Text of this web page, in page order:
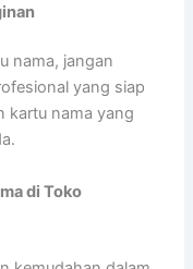
nama, jangan
yang siap
kartu nama yang
di Toko